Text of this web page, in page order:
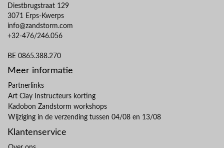
Diestbrugstraat 129
3071 Erps-Kwerps
info@zandstorm.com
+32-476/246.056
BE 0865.388.270
Meer informatie
Partnerlinks
Art Clay Instructeurs korting
Kadobon Zandstorm workshops
Wijziging in de verzending tussen 04/08 en 13/08
Klantenservice